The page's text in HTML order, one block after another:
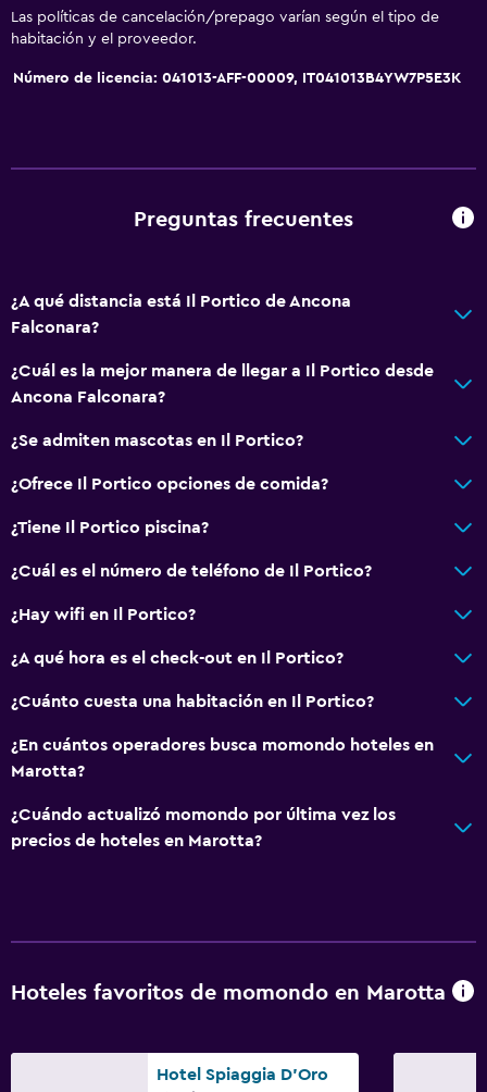
Las políticas de cancelación/prepago varían según el tipo de
habitación y el proveedor.
Número de licencia: 041013-AFF-00009, IT041013B4YW7P5E3K
Preguntas frecuentes
¿A qué distancia está Il Portico de Ancona
Falconara?
¿Cuál es la mejor manera de llegar a Il Portico desde
Ancona Falconara?
¿Se admiten mascotas en Il Portico?
¿Ofrece Il Portico opciones de comida?
¿Tiene Il Portico piscina?
¿Cuál es el número de teléfono de Il Portico?
¿Hay wifi en Il Portico?
¿A qué hora es el check-out en Il Portico?
¿Cuánto cuesta una habitación en Il Portico?
¿En cuántos operadores busca momondo hoteles en
Marotta?
¿Cuándo actualizó momondo por última vez los
precios de hoteles en Marotta?
Hoteles favoritos de momondo en Marotta
Hotel Spiaggia D'Oro